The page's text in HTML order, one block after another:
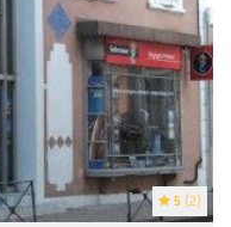
5 (2)